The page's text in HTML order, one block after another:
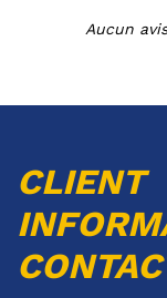
Aucun
CLIENT